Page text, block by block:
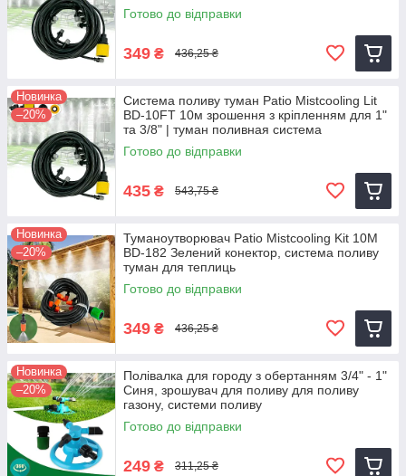
Готово до відправки
349 ₴ 436,25 ₴
Новинка
–20%
Система поливу туман Patio Mistcooling Lit
BD-10FT 10м зрошення з кріпленням для 1"
та 3/8" | туман поливная система
Готово до відправки
435 ₴ 543,75 ₴
Новинка
–20%
Туманоутворювач Patio Mistcooling Kit 10M
BD-182 Зелений конектор, система поливу
туман для теплиць
Готово до відправки
349 ₴ 436,25 ₴
Новинка
–20%
Полівалка для городу з обертанням 3/4" - 1"
Синя, зрошувач для поливу для поливу
газону, системи поливу
Готово до відправки
249 ₴ 311,25 ₴